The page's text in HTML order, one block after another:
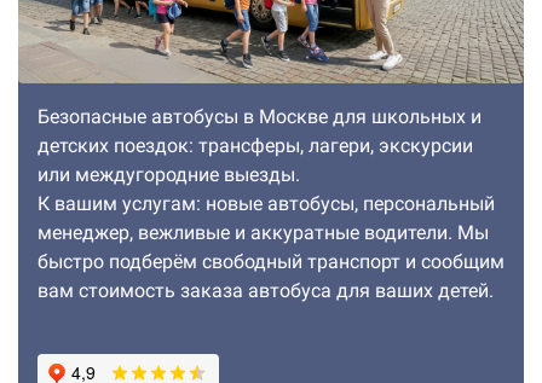
Безопасные автобусы в Москве для школьных и
детских поездок: трансферы, лагери, экскурсии
или междугородние выезды.
К вашим услугам: новые автобусы, персональный
менеджер, вежливые и аккуратные водители. Мы
быстро подберём свободный транспорт и сообщим
вам стоимость заказа автобуса для ваших детей.